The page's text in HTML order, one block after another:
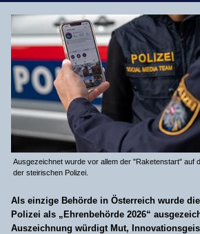
Ausgezeichnet wurde vor allem der "Raketenstart" auf
der steirischen Polizei.
Als einzige Behörde in Österreich wurde
Polizei als „Ehrenbehörde 2026“
Auszeichnung würdigt Mut,